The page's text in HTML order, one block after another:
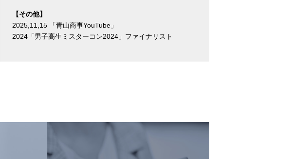
【その他】
2025,11,15 「青山商事YouTube」
2024「男子高生ミスターコン2024」ファイナリスト